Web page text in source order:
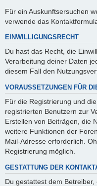
Für ein Auskunftsersuchen
verwende das
EINWILLIGUNGSRECHT
Du hast das Recht, die
Verarbeitung deiner Daten
diesem Fall den
VORAUSSETZUNGEN FÜR
Für die Registrierung und
registrierten Benutzern zur
Erstellen von Beiträgen, die
weitere Funktionen der
Mail-Adresse erforderlich.
Registrierung möglich.
GESTATTUNG DER
Du gestattest dem